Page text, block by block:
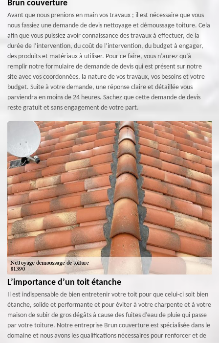
Brun couverture
Avant que nous prenions en main vos travaux ; il est nécessaire que vous
nous fassiez une demande de devis nettoyage et démoussage toiture. Cela
afin que vous puissiez avoir connaissance des travaux à effectuer, de la
durée de l’intervention, du coût de l’intervention, du budget à engager,
des produits et matériaux à utiliser. Pour ce faire, vous n’aurez qu’à
remplir notre formulaire de demande de devis qui est présent sur notre
site avec vos coordonnées, la nature de vos travaux, vos besoins et votre
budget. Suite à votre demande, une réponse claire et détaillée vous
parviendra en moins de 24 heures. Sachez que cette demande de devis
reste gratuit et sans engagement de votre part.
L’importance d’un toit étanche
Il est indispensable de bien entretenir votre toit pour que celui-ci soit bien
étanche, solide et performante et pour éviter à votre charpente et à votre
maison de subir de gros dégâts à cause des fuites d’eau de pluie qui passe
par votre toiture. Notre entreprise Brun couverture est spécialisée dans le
domaine et nous avons les qualifications nécessaires pour renforcer et de